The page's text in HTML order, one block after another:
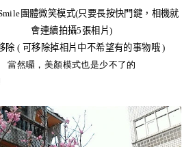
團體微笑模式(只要長按快門鍵，相機就
會連續拍攝5 張相片)
除 ( 可移除掉相片中不希望有的事物哦)
當然囉，美顏模式也是少不了的